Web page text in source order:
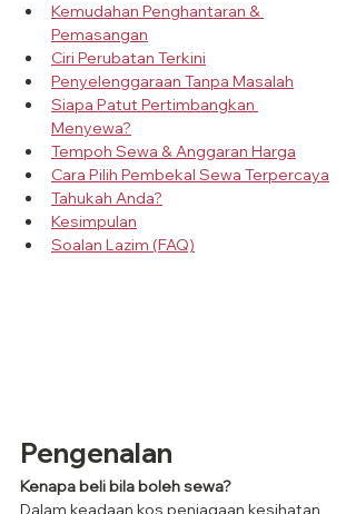
Kemudahan Penghantaran &
Pemasangan
Ciri Perubatan Terkini
Penyelenggaraan Tanpa Masalah
Siapa Patut Pertimbangkan
Menyewa?
Tempoh Sewa & Anggaran Harga
Cara Pilih Pembekal Sewa Terpercaya
Tahukah Anda?
Kesimpulan
Soalan Lazim (FAQ)
Pengenalan
Kenapa beli bila boleh sewa?
Dalam keadaan kos penjagaan kesihatan